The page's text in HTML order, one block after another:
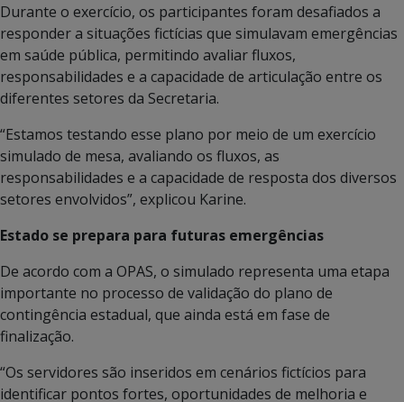
Durante o exercício, os participantes foram desafiados a
responder a situações fictícias que simulavam emergências
em saúde pública, permitindo avaliar fluxos,
responsabilidades e a capacidade de articulação entre os
diferentes setores da Secretaria.
“Estamos testando esse plano por meio de um exercício
simulado de mesa, avaliando os fluxos, as
responsabilidades e a capacidade de resposta dos diversos
setores envolvidos”, explicou Karine.
Estado se prepara para futuras emergências
De acordo com a OPAS, o simulado representa uma etapa
importante no processo de validação do plano de
contingência estadual, que ainda está em fase de
finalização.
“Os servidores são inseridos em cenários fictícios para
identificar pontos fortes, oportunidades de melhoria e